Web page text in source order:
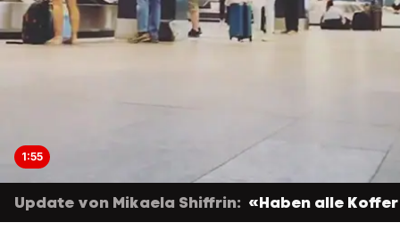
1:55
Update von Mikaela Shiffrin: «Haben alle